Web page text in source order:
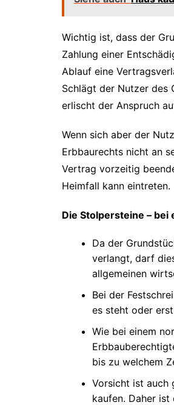
Wichtig ist, dass der
Zahlung einer
Ablauf eine
Schlägt der Nutzer des
erlischt der Anspruch
Wenn sich aber der
Erbbaurechts nicht an
Vertrag vorzeitig
Heimfall kann eintreten.
Die Stolpersteine – bei
Da der
verlangt, darf
allgemeinen
Bei der
es steht oder
Wie bei einem
bis zu welchem
Vorsicht ist auch
kaufen. Daher